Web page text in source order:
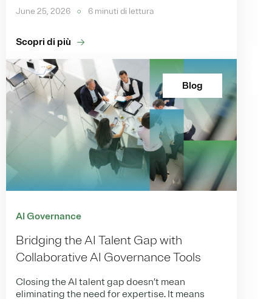
June 25, 2026
6 minuti di lettura
Scopri di più
Blog
AI Governance
Bridging the AI Talent Gap with
Collaborative AI Governance Tools
Closing the AI talent gap doesn’t mean
eliminating the need for expertise. It means